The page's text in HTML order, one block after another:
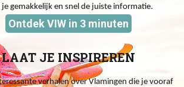
gemakkelijk en snel de juiste informatie.
Ontdek VIW in 3 minuten
LAAT JE INSPIREREN
verhalen over Vlamingen die je vooraf